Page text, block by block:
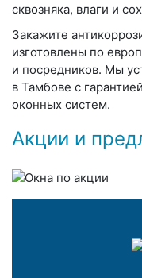
сквозняка, влаги и
Закажите
изготовлены по
и посредников. Мы
в Тамбове с
оконных систем.
Акции и